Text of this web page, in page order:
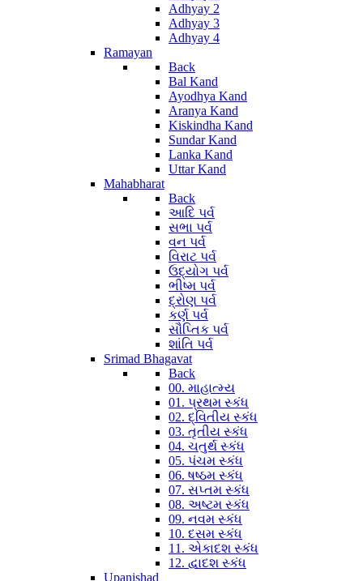
Adhyay 2
Adhyay 3
Adhyay 4
Ramayan
Back
Bal Kand
Ayodhya Kand
Aranya Kand
Kiskindha Kand
Sundar Kand
Lanka Kand
Uttar Kand
Mahabharat
Back
આદિ પર્વ
સભા પર્વ
વન પર્વ
વિરાટ પર્વ
ઉદ્યોગ પર્વ
ભીષ્મ પર્વ
દ્રોણ પર્વ
કર્ણ પર્વ
સૌપ્તિક પર્વ
શાંતિ પર્વ
Srimad Bhagavat
Back
00. માહાત્મ્ય
01. પ્રથમ સ્કંધ
02. દ્વિતીય સ્કંધ
03. તૃતીય સ્કંધ
04. ચતુર્થ સ્કંધ
05. પંચમ સ્કંધ
06. ષષ્ઠમ સ્કંધ
07. સપ્તમ સ્કંધ
08. અષ્ટમ સ્કંધ
09. નવમ સ્કંધ
10. દસમ સ્કંધ
11. એકાદશ સ્કંધ
12. દ્વાદશ સ્કંધ
Upanishad